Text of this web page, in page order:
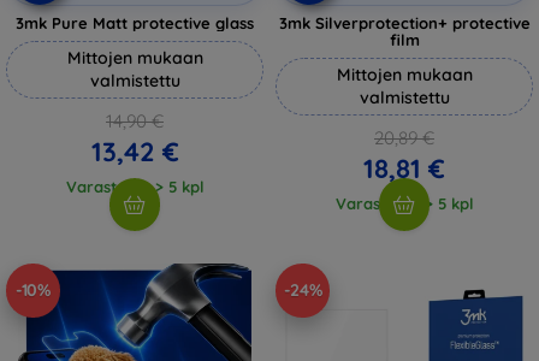
3mk Pure Matt protective glass
Mittojen mukaan
valmistettu
14,90 €
13,42 €
Varastossa > 5 kpl
3mk Silverprotection+ protective
film
Mittojen mukaan
valmistettu
20,89 €
18,81 €
Varastossa > 5 kpl
-10% -24%